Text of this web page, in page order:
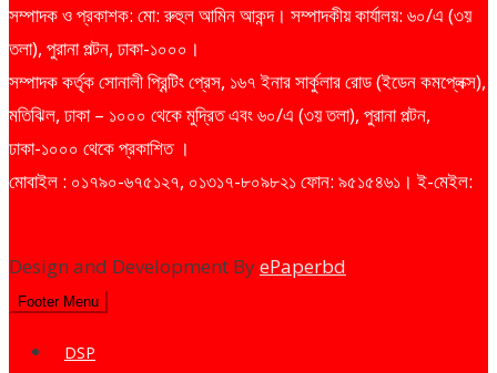
সম্পাদক ও প্রকাশক: মো: রুহুল আমিন আকন্দ। সম্পাদকীয় কার্যালয়: ৬০/এ (৩য়
তলা), পুরানা পল্টন, ঢাকা-১০০০।
সম্পাদক কর্তৃক সোনালী প্রিন্টিং প্রেস, ১৬৭ ইনার সার্কুলার রোড (ইডেন কমপ্লেক্স),
মতিঝিল, ঢাকা – ১০০০ থেকে মুদ্রিত এবং ৬০/এ (৩য় তলা), পুরানা পল্টন,
ঢাকা-১০০০ থেকে প্রকাশিত ।
মোবাইল : ০১৭৯০-৬৭৫১২৭, ০১৩১৭-৮০৯৮২১ ফোন: ৯৫১৫৪৬১। ই-মেইল:
Design and Development ByePaperbd
Footer Menu
DSP